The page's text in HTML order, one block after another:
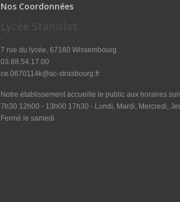
Nos Coordonnées
Lycée Stanislas
7 rue du lycée, 67160 Wissembourg
03.88.54.17.00
ce.0670114k@ac-strasbourg.fr
Notre établissement accueille le public aux horaires
7h30 12h00 - 13h00 17h30 - Lundi, Mardi, Mercredi,
Fermé le samedi